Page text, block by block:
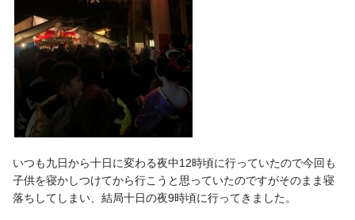
いつも九日から十日に変わる夜中12時頃に行っていたので今回も
子供を寝かしつけてから行こうと思っていたのですがそのまま寝
落ちしてしまい、結局十日の夜9時頃に行ってきました。